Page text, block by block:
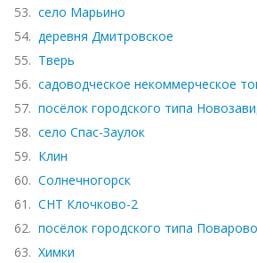
53. село Марьино
54. деревня Дмитровское
55. Тверь
56. садоводческое некоммерческое
57. посёлок городского типа
58. село Спас-Заулок
59. Клин
60. Солнечногорск
61. СНТ Клочково-2
62. посёлок городского типа Поварово
63. Химки